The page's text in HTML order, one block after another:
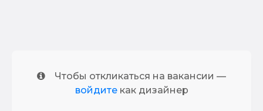
Чтобы откликаться на вакансии —
войдитекак дизайнер